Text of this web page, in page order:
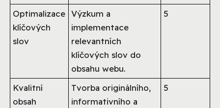
Optimalizace
klíčových
slov
Výzkum a
implementace
relevantních
klíčových slov do
obsahu webu.
5
Kvalitní
obsah
Tvorba originálního,
informativního a
5